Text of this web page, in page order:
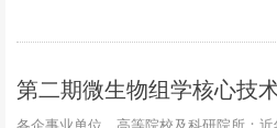
第二期微生物组学核心技